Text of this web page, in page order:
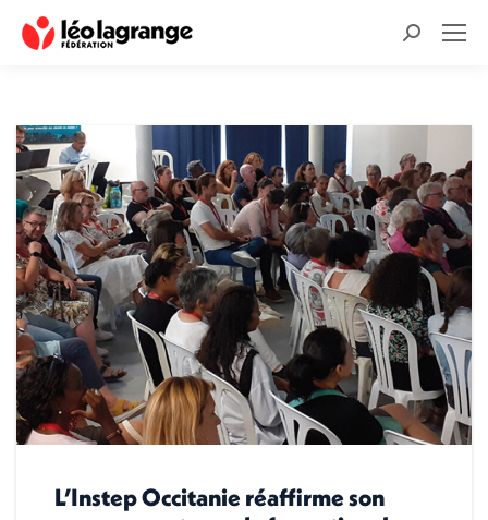
Recherche
L’Instep Occitanie réaffirme son